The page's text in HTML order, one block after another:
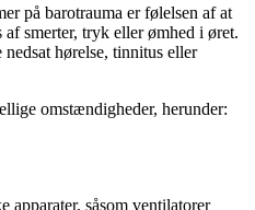
på barotrauma er følelsen af at
smerter, tryk eller ømhed i øret.
hørelse, tinnitus eller
omstændigheder, herunder:
apparater, såsom ventilatorer